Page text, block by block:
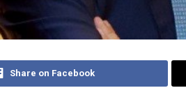
Share on Facebook